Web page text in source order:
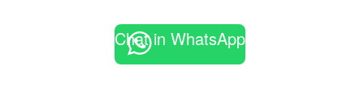
Chat in WhatsApp